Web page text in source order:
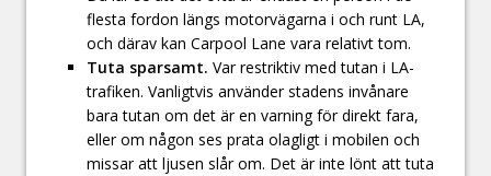
flesta fordon längs motorvägarna i och runt LA,
och därav kan Carpool Lane vara relativt tom.
Tuta sparsamt. Var restriktiv med tutan i LA-
trafiken. Vanligtvis använder stadens invånare
bara tutan om det är en varning för direkt fara,
eller om någon ses prata olagligt i mobilen och
missar att ljusen slår om. Det är inte lönt att tuta